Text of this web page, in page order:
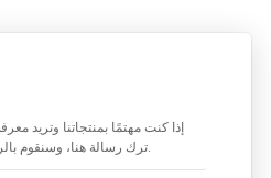
إذا كنت مهتمًا بمنتجاتنا وتريد
ترك رسالة هنا، وسنقوم بالرد عليك في أقرب وقت ممكن.